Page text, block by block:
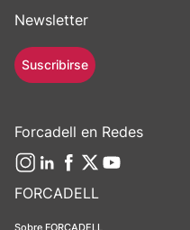
FORCADELL
Sobre FORCADELL
Newsletter
Suscribirse
Forcadell en Redes